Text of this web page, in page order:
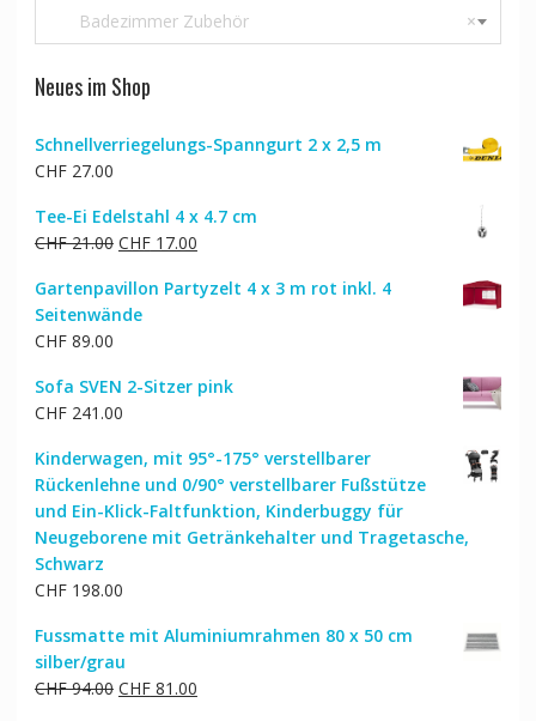
×
Badezimmer Zubehör
Neues im Shop
Schnellverriegelungs-Spanngurt 2 x 2,5 m
CHF27.00
Tee-Ei Edelstahl 4 x 4.7 cm
CHF21.00 Ursprünglicher
war:
CHF 21.00
CHF17.00Aktueller
ist:
Gartenpavillon Partyzelt 4 x 3 m rot inkl. 4
Seitenwände
CHF89.00
Sofa SVEN 2-Sitzer pink
CHF241.00
Kinderwagen, mit 95°-175° verstellbarer
Rückenlehne und 0/90° verstellbarer Fußstütze
und Ein-Klick-Faltfunktion, Kinderbuggy für
Neugeborene mit Getränkehalter und Tragetasche,
Schwarz
CHF198.00
Fussmatte mit Aluminiumrahmen 80 x 50 cm
silber/grau
CHF94.00 Ursprünglicher
CHF81.00Aktueller